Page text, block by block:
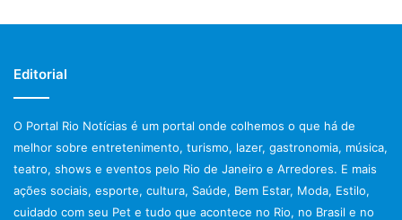
Editorial
O Portal Rio Notícias é um portal onde colhemos o que há de
melhor sobre entretenimento, turismo, lazer, gastronomia, música,
teatro, shows e eventos pelo Rio de Janeiro e Arredores. E mais
ações sociais, esporte, cultura, Saúde, Bem Estar, Moda, Estilo,
cuidado com seu Pet e tudo que acontece no Rio, no Brasil e no